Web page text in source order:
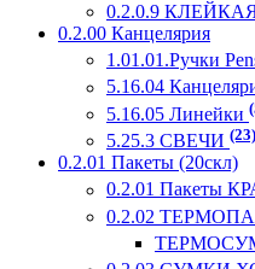
0.2.0.9
0.2.00 Канцелярия
1.01.01.Ручки
5.16.04
5.16.05 Линейки
5.25.3 СВЕЧИ (23)
0.2.01 Пакеты (20скл)
0.2.01 Пакеты
0.2.02